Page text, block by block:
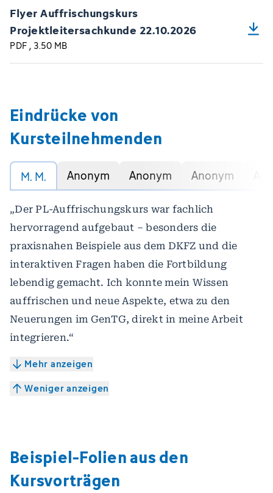
Flyer Auffrischungskurs
Projektleitersachkunde 22.10.2026
PDF, 3.50 MB
Eindrücke von
Kursteilnehmenden
M. M. Anonym Anonym Anonym
„Der PL-Auffrischungskurs war fachlich
hervorragend aufgebaut – besonders die
praxisnahen Beispiele aus dem DKFZ und die
interaktiven Fragen haben die Fortbildung
lebendig gemacht. Ich konnte mein Wissen
auffrischen und neue Aspekte, etwa zu den
Neuerungen im GenTG, direkt in meine Arbeit
integrieren.“
Mehr anzeigen
Weniger anzeigen
Beispiel-Folien aus den
Kursvorträgen